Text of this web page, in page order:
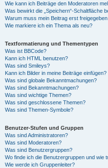
Wie kann ich Beiträge den Moderatoren
Was bewirkt die „Speichern“-Schaltfläche
Warum muss mein Beitrag erst
Wie markiere ich ein Thema als neu?
Textformatierung und Thementypen
Was ist BBCode?
Kann ich HTML benutzen?
Was sind Smileys?
Kann ich Bilder in meine Beiträge einfügen?
Was sind globale Bekanntmachungen?
Was sind Bekanntmachungen?
Was sind wichtige Themen?
Was sind geschlossene Themen?
Was sind Themen-Symbole?
Benutzer-Stufen und Gruppen
Was sind Administratoren?
Was sind Moderatoren?
Was sind Benutzergruppen?
Wo finde ich die Benutzergruppen und wie
Wie werde ich Gruppenleiter?